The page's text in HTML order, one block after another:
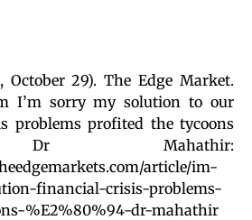
October 29). The Edge Market.
I’m sorry my solution to our
problems profited the tycoons
Mahathir:
article/im-
financial-crisis-problems-
%E2%80%94-dr-mahathir